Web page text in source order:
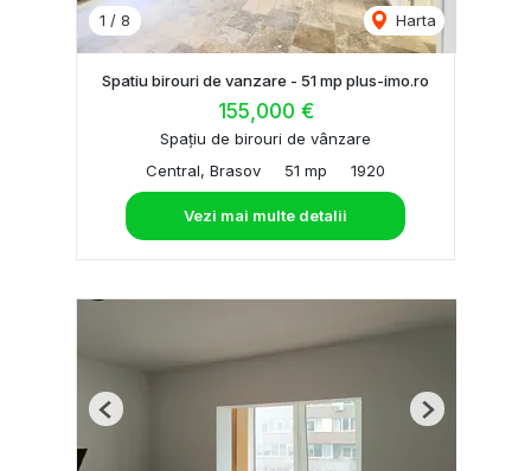
1 / 8 Harta
Spatiu birouri de vanzare - 51 mp plus-imo.ro
155,000 €
Spațiu de birouri de vânzare
Central, Brasov
51 mp 1920
Vezi mai multe detalii
Previous Next